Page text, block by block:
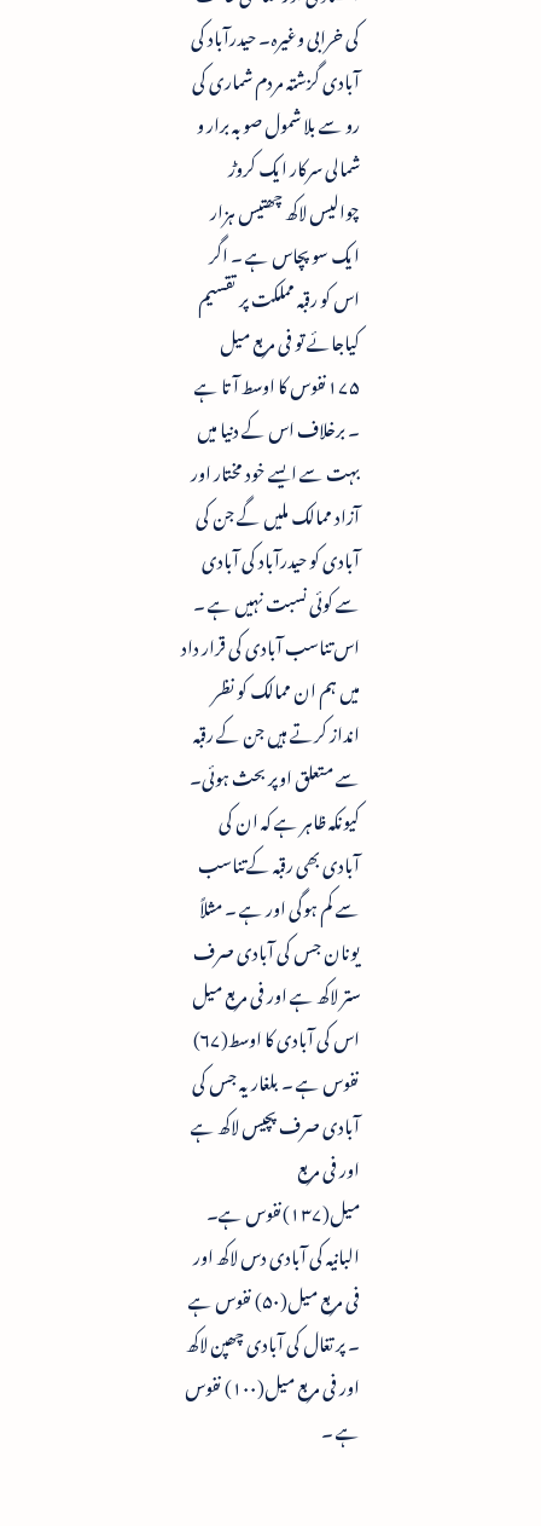
کی خرابی وغیرہ۔ حیدرآباد کی
آبادی گزشتہ مردم شماری کی
رو سے بلا شمول صوبہ برار و
شمالی سرکار ایک کروڑ
چوالیس لاکھ چھتیس ہزار
ایک سو پچاس ہے ۔ اگر
اس کو رقبہ مملکت پر تقسیم
کیاجائے تو فی مربع میل
۱۷۵نفوس کا اوسط آتا ہے
۔ برخلاف اس کے دنیا میں
بہت سے ایسے خود مختار اور
آزاد ممالک ملیں گے جن کی
آبادی کو حیدرآباد کی آبادی
سے کوئی نسبت نہیں ہے ۔
اس تناسب آبادی کی قرار داد
میں ہم ان ممالک کو نظر
انداز کرتے ہیں جن کے رقبہ
سے متعلق اوپر بحث ہوئی۔
کیونکہ ظاہر ہے کہ ان کی
آبادی بھی رقبہ کے تناسب
سے کم ہوگی اور ہے ۔ مثلاً
یونان جس کی آبادی صرف
ستر لاکھ ہے اور فی مربع میل
اس کی آبادی کا اوسط(۶۷)
نفوس ہے ۔ بلغاریہ جس کی
آبادی صرف پچیس لاکھ ہے
اور فی مربع
میل(۱۳۷)نفوس ہے۔
البانیہ کی آبادی دس لاکھ اور
فی مربع میل(۵۰) نفوس ہے
۔ پرتغال کی آبادی چھپن لاکھ
اور فی مربع میل(۱۰۰) نفوس
ہے ۔